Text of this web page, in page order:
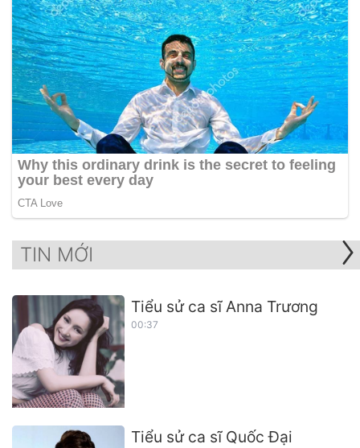
TIN MỚI
Tiểu sử ca sĩ Anna Trương
00:37
Tiểu sử ca sĩ Quốc Đại